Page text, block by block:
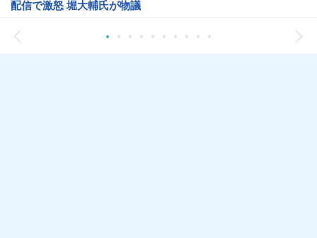
配信で激怒 堀大輔氏が物議